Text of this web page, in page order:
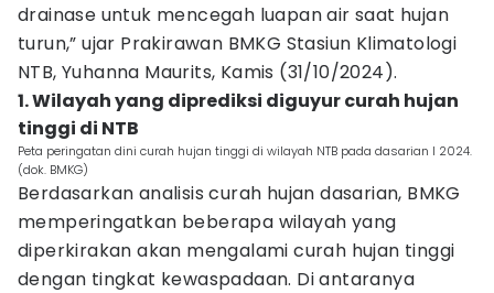
drainase untuk mencegah luapan air saat hujan
turun,” ujar Prakirawan BMKG Stasiun Klimatologi
NTB, Yuhanna Maurits, Kamis (31/10/2024).
1. Wilayah yang diprediksi diguyur curah hujan
tinggi di NTB
Peta peringatan dini curah hujan tinggi di wilayah NTB pada dasarian I 2024.
(dok. BMKG)
Berdasarkan analisis curah hujan dasarian, BMKG
memperingatkan beberapa wilayah yang
diperkirakan akan mengalami curah hujan tinggi
dengan tingkat kewaspadaan. Di antaranya